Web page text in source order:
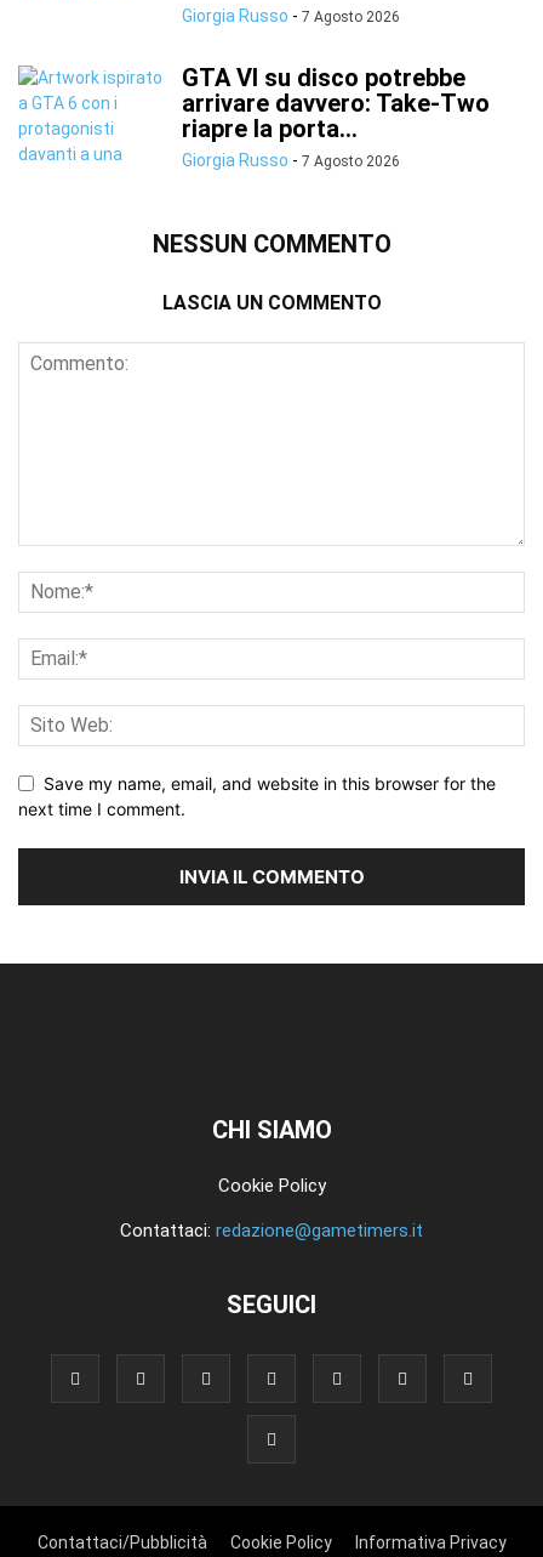
Giorgia Russo - 7 Agosto 2026
GTA VI su disco potrebbe
arrivare davvero: Take-Two
riapre la porta...
Giorgia Russo - 7 Agosto 2026
NESSUN COMMENTO
LASCIA UN COMMENTO
Save my name, email, and website in this browser for the
next time I comment.
CHI SIAMO
Cookie Policy
Contattaci: redazione@gametimers.it
SEGUICI
Contattaci/Pubblicità Cookie Policy Informativa Privacy